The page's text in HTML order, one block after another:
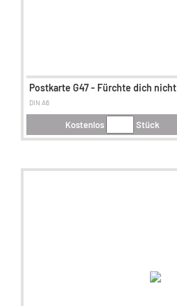
Postkarte G47 - Fürchte dich nicht
DIN A6
Kostenlos Stück